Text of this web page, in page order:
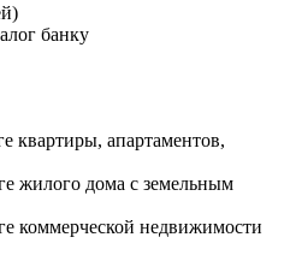
банку
квартиры, апартаментов,
жилого дома с земельным
коммерческой недвижимости